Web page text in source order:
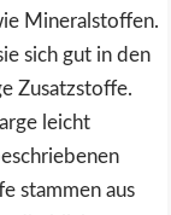
Mineralstoffen.
sich gut in den
Zusatzstoffe.
leicht
stammen aus